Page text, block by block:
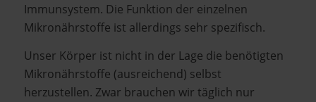
Immunsystem. Die Funktion der einzelnen
Mikronährstoffe ist allerdings sehr spezifisch.
Unser Körper ist nicht in der Lage die benötigten
Mikronährstoffe (ausreichend) selbst
herzustellen. Zwar brauchen wir täglich nur